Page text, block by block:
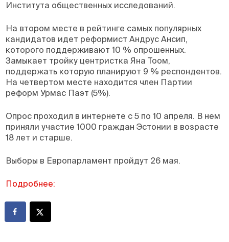
Института общественных исследований.
На втором месте в рейтинге самых популярных
кандидатов идет реформист Андрус Ансип,
которого поддерживают 10 % опрошенных.
Замыкает тройку центристка Яна Тоом,
поддержать которую планируют 9 % респондентов.
На четвертом месте находится член Партии
реформ Урмас Паэт (5%).
Опрос проходил в интернете с 5 по 10 апреля. В нем
приняли участие 1000 граждан Эстонии в возрасте
18 лет и старше.
Выборы в Европарламент пройдут 26 мая.
Подробнее: